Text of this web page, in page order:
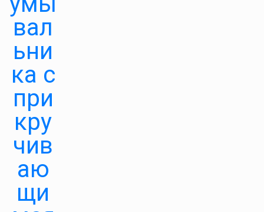
вал
ьни
ка с
при
кру
чив
аю
щи